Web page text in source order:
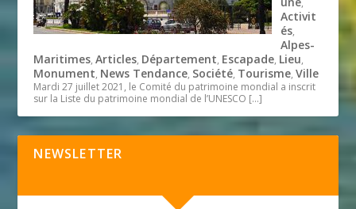
Activit
és,
Alpes-
Maritimes,Articles, Département, Escapade, Lieu,
Monument, News Tendance, Société, Tourisme,Ville
Mardi 27 juillet 2021, le Comité du patrimoine mondial a inscrit
sur la Liste du patrimoine mondial de l’UNESCO […]
NEWSLETTER